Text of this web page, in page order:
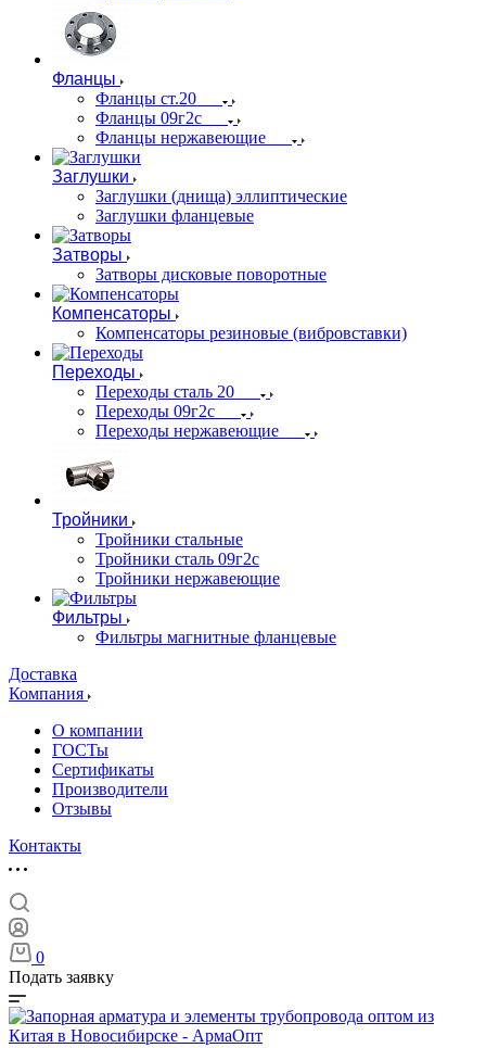
Фланцы
Фланцы ст.20
Фланцы 09г2с
Фланцы нержавеющие
Заглушки
Заглушки (днища) эллиптические
Заглушки фланцевые
Затворы
Затворы дисковые поворотные
Компенсаторы
Компенсаторы резиновые (вибровставки)
Переходы
Переходы сталь 20
Переходы 09г2с
Переходы нержавеющие
Тройники
Тройники стальные
Тройники сталь 09г2с
Тройники нержавеющие
Фильтры
Фильтры магнитные фланцевые
Доставка
Компания
О компании
ГОСТы
Сертификаты
Производители
Отзывы
Контакты
0
Подать заявку